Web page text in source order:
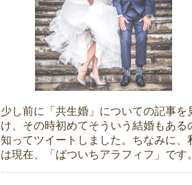
少し前に「共生婚」についての記事を
け、その時初めてそういう結婚もある
知ってツイートしました。ちなみに、
は現在、「ばついちアラフィフ」です